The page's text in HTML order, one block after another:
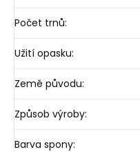
Počet trnů:
Užití opasku:
Země původu:
Způsob výroby:
Barva spony: